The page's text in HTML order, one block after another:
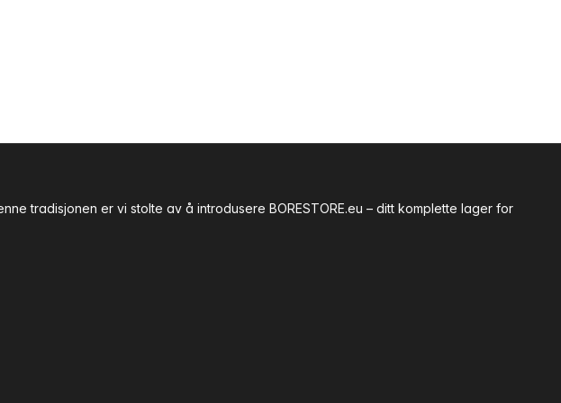
tradisjonen er vi stolte av å introdusere BORESTORE.eu – ditt komplette lager for